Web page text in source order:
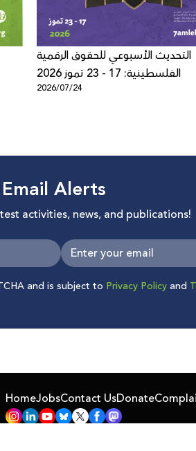
التحديث الأسبوعي للحقوق الرقمية
الفلسطينية: 17 - 23 تموز 2026
2026/07/24
Alerts
activities, news, and publications!
and is subject to Privacy Policyand
HomeJobsContact UsDonate